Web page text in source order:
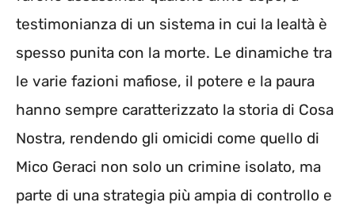
testimonianza di un sistema in cui la lealtà è
spesso punita con la morte. Le dinamiche tra
le varie fazioni mafiose, il potere e la paura
hanno sempre caratterizzato la storia di Cosa
Nostra, rendendo gli omicidi come quello di
Mico Geraci non solo un crimine isolato, ma
parte di una strategia più ampia di controllo e